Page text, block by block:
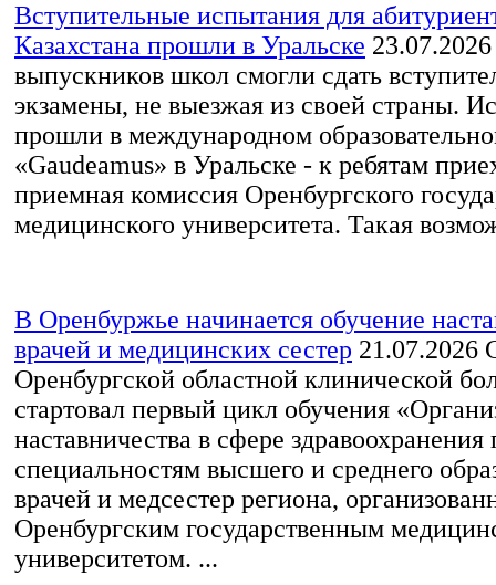
Вступительные испытания для
Казахстана прошли в Уральске 23.07.2026
выпускников школ смогли сдать
экзамены, не выезжая из своей страны.
прошли в международном
«Gaudeamus» в Уральске - к ребятам
приемная комиссия Оренбургского
медицинского университета. Такая
В Оренбуржье начинается обучение
врачей и медицинских сестер 21.07.2026
Оренбургской областной клинической
стартовал первый цикл обучения
наставничества в сфере здравоохранения
специальностям высшего и среднего
врачей и медсестер региона,
Оренбургским государственным
университетом. ...